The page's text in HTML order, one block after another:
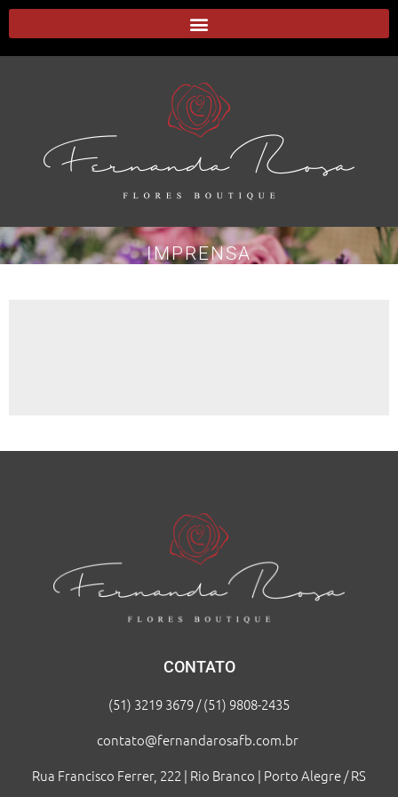
IMPRENSA
CONTATO
(51) 3219 3679 / (51) 9808-2435
contato@fernandarosafb.com.br
Rua Francisco Ferrer, 222 | Rio Branco | Porto Alegre / RS